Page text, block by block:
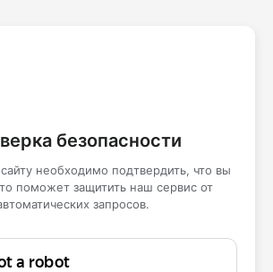
безопасности
необходимо подтвердить, что вы
поможет защитить наш сервис от
запросов.